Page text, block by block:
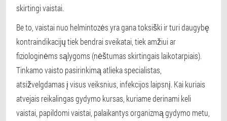
skirtingi vaistai.
Be to, vaistai nuo helmintozės yra gana toksiški ir turi daugybę
kontraindikacijų tiek bendrai sveikatai, tiek amžiui ar
fiziologinėms sąlygoms (nėštumas skirtingais laikotarpiais).
Tinkamo vaisto pasirinkimą atlieka specialistas,
atsižvelgdamas į visus veiksnius, infekcijos laipsnį. Kai kuriais
atvejais reikalingas gydymo kursas, kuriame derinami keli
vaistai, papildomi vaistai, palaikantys organizmą gydymo metu,